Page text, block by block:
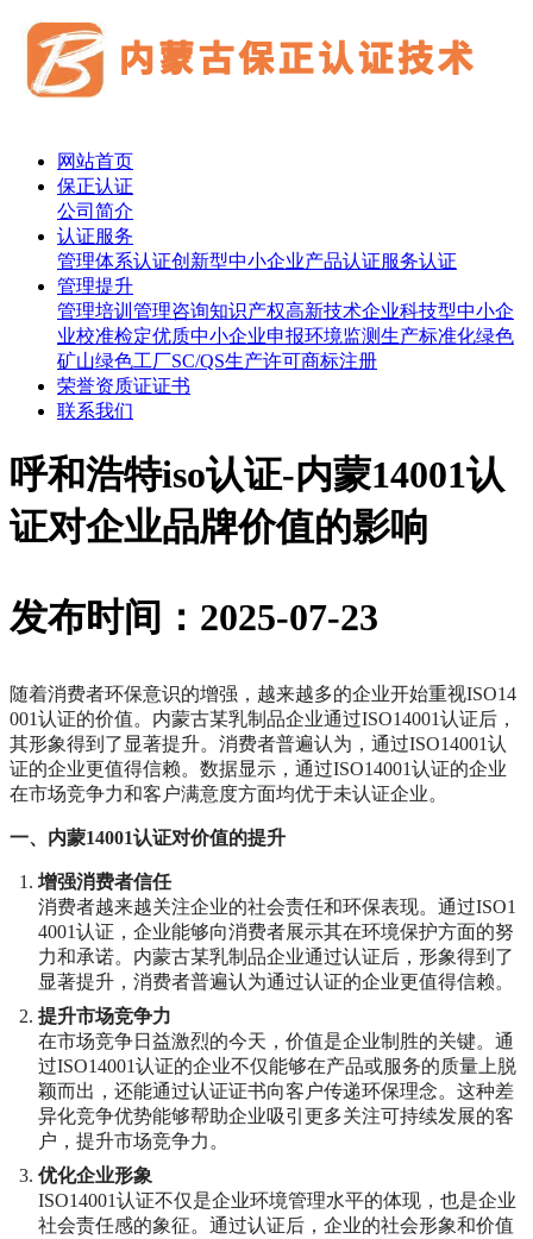
网站首页
保正认证
公司简介
认证服务
管理体系认证创新型中小企业产品认证服务认证
管理提升
管理培训 管理咨询知识产权高新技术企业科技型中小企
业校准检定优质中小企业申报环境监测生产标准化绿色
矿山绿色工厂SC/QS生产许可商标注册
荣誉资质证证书
联系我们
呼和浩特iso认证-内蒙14001认
证对企业品牌价值的影响
发布时间：2025-07-23
随着消费者环保意识的增强，越来越多的企业开始重视ISO14
001认证的价值。内蒙古某乳制品企业通过ISO14001认证后，
其形象得到了显著提升。消费者普遍认为，通过ISO14001认
证的企业更值得信赖。数据显示，通过ISO14001认证的企业
在市场竞争力和客户满意度方面均优于未认证企业。
一、内蒙14001认证对价值的提升
增强消费者信任
消费者越来越关注企业的社会责任和环保表现。通过ISO1
4001认证，企业能够向消费者展示其在环境保护方面的努
力和承诺。内蒙古某乳制品企业通过认证后，形象得到了
显著提升，消费者普遍认为通过认证的企业更值得信赖。
提升市场竞争力
在市场竞争日益激烈的今天，价值是企业制胜的关键。通
过ISO14001认证的企业不仅能够在产品或服务的质量上脱
颖而出，还能通过认证证书向客户传递环保理念。这种差
异化竞争优势能够帮助企业吸引更多关注可持续发展的客
户，提升市场竞争力。
优化企业形象
ISO14001认证不仅是企业环境管理水平的体现，也是企业
社会责任感的象征。通过认证后，企业的社会形象和价值